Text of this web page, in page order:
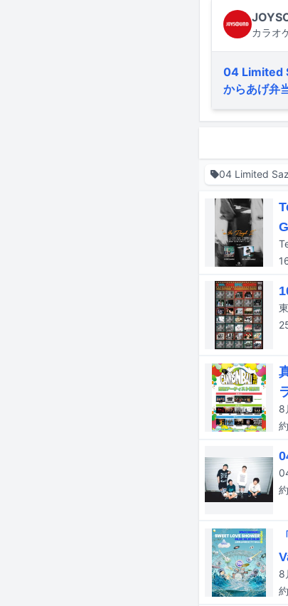
カラオ
04 Limited
からあげ弁
04 Limited
8